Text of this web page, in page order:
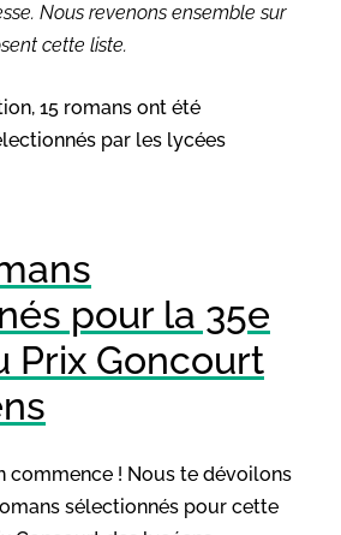
Nous revenons ensemble sur
cette liste.
15 romans ont été
par les lycées
pour la 35e
Prix Goncourt
commence ! Nous te dévoilons
sélectionnés pour cette